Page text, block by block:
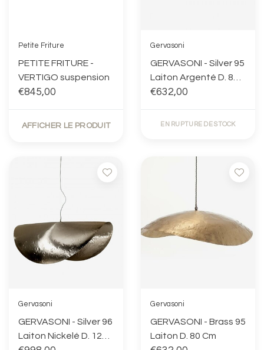
Petite Friture
PETITE FRITURE -
VERTIGO suspension
€845,00
AFFICHER LE PRODUIT
Gervasoni
GERVASONI - Silver 95
Laiton Argenté D. 80
Cm
€632,00
EN RUPTURE DE STOCK
Gervasoni
GERVASONI - Silver 96
Laiton Nickelé D. 120
Gervasoni
GERVASONI - Brass 95
Laiton D. 80 Cm